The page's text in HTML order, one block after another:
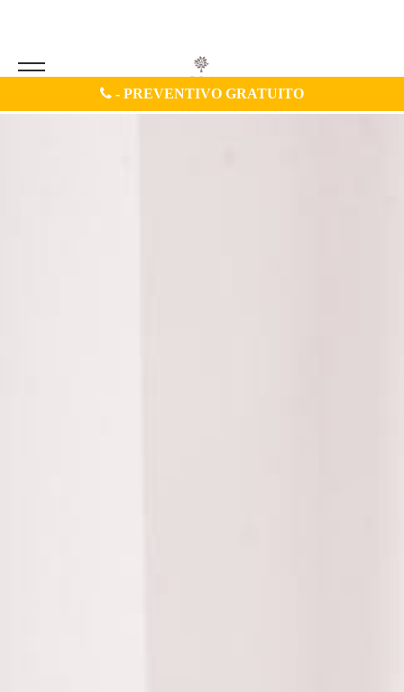
- PREVENTIVO GRATUITO